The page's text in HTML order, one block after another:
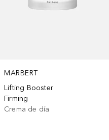
MARBERT
Lifting Booster
Firming
Crema de día